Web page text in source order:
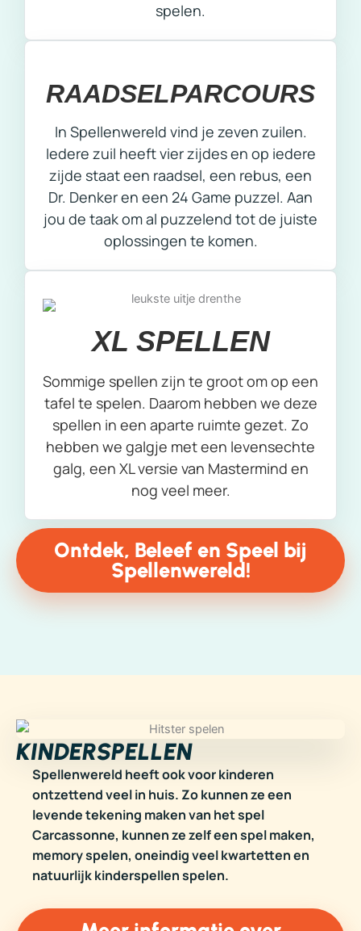
spelen.
RAADSELPARCOURS
In Spellenwereld vind je zeven zuilen.
Iedere zuil heeft vier zijdes en op iedere
zijde staat een raadsel, een rebus, een
Dr. Denker en een 24 Game puzzel. Aan
jou de taak om al puzzelend tot de juiste
oplossingen te komen.
XL SPELLEN
Sommige spellen zijn te groot om op een
tafel te spelen. Daarom hebben we deze
spellen in een aparte ruimte gezet. Zo
hebben we galgje met een levensechte
galg, een XL versie van Mastermind en
nog veel meer.
Ontdek, Beleef en Speel bij
Spellenwereld!
KINDERSPELLEN
Spellenwereld heeft ook voor kinderen
ontzettend veel in huis. Zo kunnen ze een
levende tekening maken van het spel
Carcassonne, kunnen ze zelf een spel maken,
memory spelen, oneindig veel kwartetten en
natuurlijk kinderspellen spelen.